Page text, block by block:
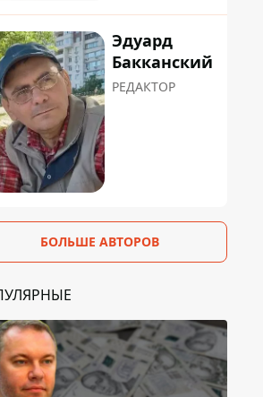
Эдуард
Бакканский
РЕДАКТОР
БОЛЬШЕ АВТОРОВ